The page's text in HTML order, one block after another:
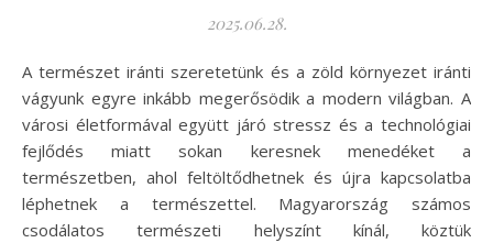
2025.06.28.
A természet iránti szeretetünk és a zöld környezet iránti
vágyunk egyre inkább megerősödik a modern világban. A
városi életformával együtt járó stressz és a technológiai
fejlődés miatt sokan keresnek menedéket a
természetben, ahol feltöltődhetnek és újra kapcsolatba
léphetnek a természettel. Magyarország számos
csodálatos természeti helyszínt kínál, köztük